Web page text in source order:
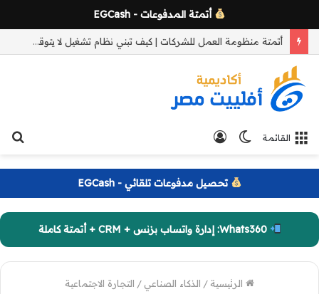
أتمتة المدفوعات - EGCash
Fast Inbox لإدارة محادثات واتساب فورياً: الحل الأسرع للوصول المباشر للرسائل بدون مزامنة
القائمة
الوضع
تحصيل مدفوعات تلقائي - EGCash
Whats360: إدارة واتساب بزنس + CRM + أتمتة كاملة
الرئيسية / الذكاء الصناعي / التجارة الاجتماعية